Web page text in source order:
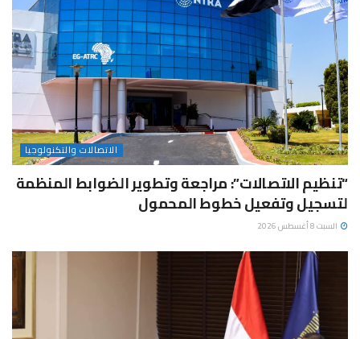
الاتصالات والتكنولوجيا
“تنظيم الاتصالات”: مراجعة وتطوير الضوابط المنظمة
لتسجيل وتفعيل خطوط المحمول
السبت 8 أغسطس 2026